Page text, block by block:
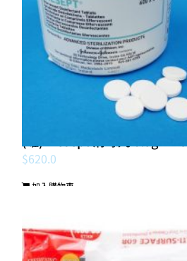
$620.0
加入購物車